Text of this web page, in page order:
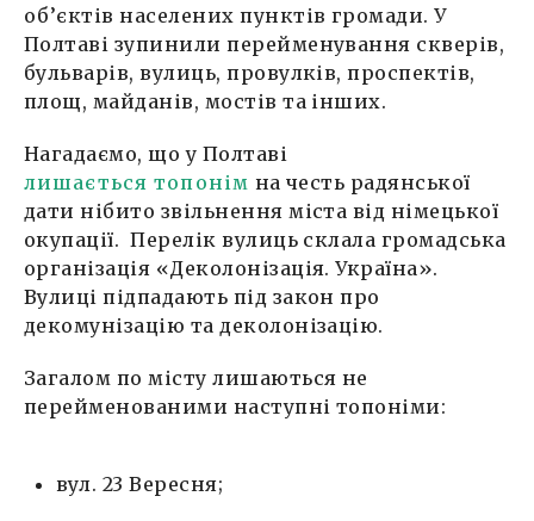
об’єктів населених пунктів громади. У
Полтаві зупинили перейменування скверів,
бульварів, вулиць, провулків, проспектів,
площ, майданів, мостів та інших.
Нагадаємо, що у Полтаві
лишається топонім на честь радянської
дати нібито звільнення міста від німецької
окупації. Перелік вулиць склала громадська
організація «Деколонізація. Україна».
Вулиці підпадають під закон про
декомунізацію та деколонізацію.
Загалом по місту лишаються не
перейменованими наступні топоніми:
вул. 23 Вересня;